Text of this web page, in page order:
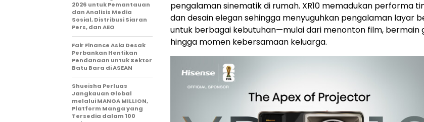
pengalaman sinematik di rumah. XR10 memadukan performa
dan desain elegan sehingga menyuguhkan pengalaman layar
untuk berbagai kebutuhan—mulai dari menonton film, bermain
hingga momen kebersamaan keluarga.
2026 untuk Pemantauan
dan Analisis Media
Sosial, Distribusi Siaran
Pers, dan AEO
Fair Finance Asia Desak
Perbankan Hentikan
Pendanaan untuk Sektor
Batu Bara di ASEAN
Shueisha Perluas
Jangkauan Global
melalui MANGA MILLION,
Platform Manga yang
Tersedia dalam 100